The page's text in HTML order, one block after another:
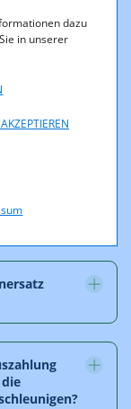
dazu
in unserer
gegen